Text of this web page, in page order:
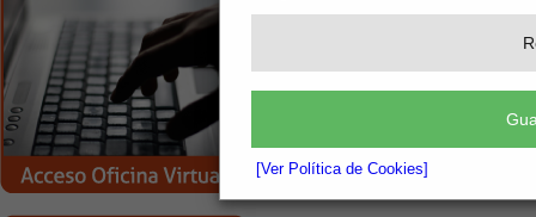
[Ver Política de Cookies]